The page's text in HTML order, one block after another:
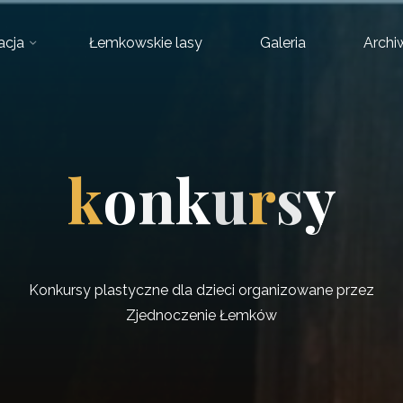
Łemkowskie lasy Galeria
konkursy
Konkursy plastyczne dla dzieci organizowane przez
Zjednoczenie Łemków